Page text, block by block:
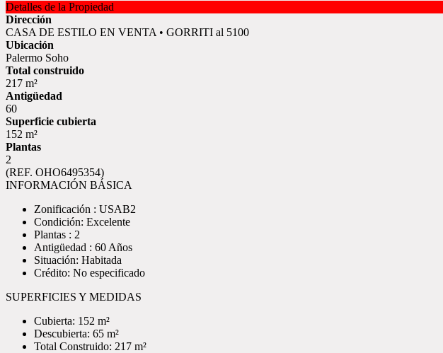
Detalles de la Propiedad
Dirección
CASA DE ESTILO EN VENTA • GORRITI al 5100
Ubicación
Palermo Soho
Total construido
217 m²
Antigüedad
60
Superficie cubierta
152 m²
Plantas
2
(REF. OHO6495354)
INFORMACIÓN BÁSICA
Zonificación : USAB2
Condición: Excelente
Plantas : 2
Antigüedad : 60 Años
Situación: Habitada
Crédito: No especificado
SUPERFICIES Y MEDIDAS
Cubierta: 152 m²
Descubierta: 65 m²
Total Construido: 217 m²